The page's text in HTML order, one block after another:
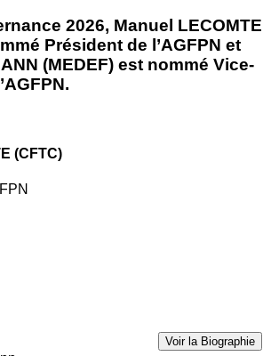
2026, Manuel LECOMTE
Président de l’AGFPN et
(MEDEF) est nommé Vice-
(CFTC)
Voir la Biographie